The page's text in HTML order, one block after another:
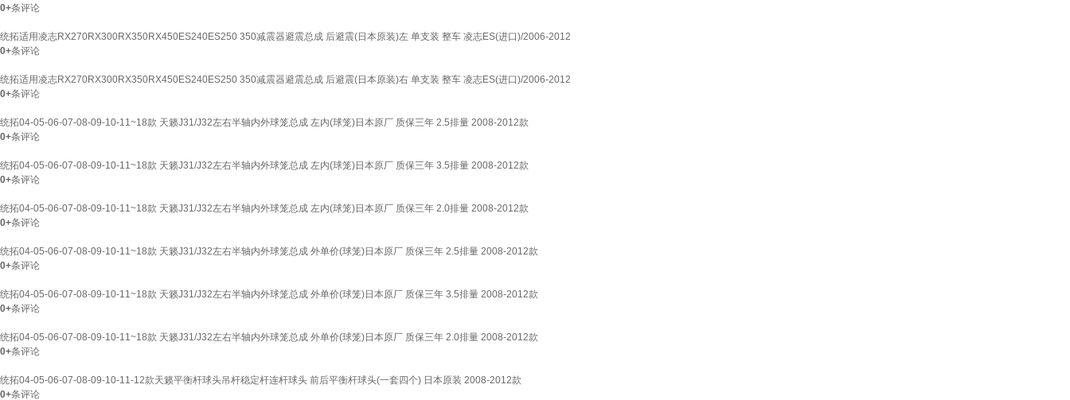
0+条评论
统拓适用凌志RX270RX300RX350RX450ES240ES250 350减震器避震总成 后避震(日本原装)左 单支装 整车 凌志ES(进口)/2006-2012
0+条评论
统拓适用凌志RX270RX300RX350RX450ES240ES250 350减震器避震总成 后避震(日本原装)右 单支装 整车 凌志ES(进口)/2006-2012
0+条评论
统拓04-05-06-07-08-09-10-11~18款 天籁J31/J32左右半轴内外球笼总成 左内(球笼)日本原厂 质保三年 2.5排量 2008-2012款
0+条评论
统拓04-05-06-07-08-09-10-11~18款 天籁J31/J32左右半轴内外球笼总成 左内(球笼)日本原厂 质保三年 3.5排量 2008-2012款
0+条评论
统拓04-05-06-07-08-09-10-11~18款 天籁J31/J32左右半轴内外球笼总成 左内(球笼)日本原厂 质保三年 2.0排量 2008-2012款
0+条评论
统拓04-05-06-07-08-09-10-11~18款 天籁J31/J32左右半轴内外球笼总成 外单价(球笼)日本原厂 质保三年 2.5排量 2008-2012款
0+条评论
统拓04-05-06-07-08-09-10-11~18款 天籁J31/J32左右半轴内外球笼总成 外单价(球笼)日本原厂 质保三年 3.5排量 2008-2012款
0+条评论
统拓04-05-06-07-08-09-10-11~18款 天籁J31/J32左右半轴内外球笼总成 外单价(球笼)日本原厂 质保三年 2.0排量 2008-2012款
0+条评论
统拓04-05-06-07-08-09-10-11-12款天籁平衡杆球头吊杆稳定杆连杆球头 前后平衡杆球头(一套四个) 日本原装 2008-2012款
0+条评论